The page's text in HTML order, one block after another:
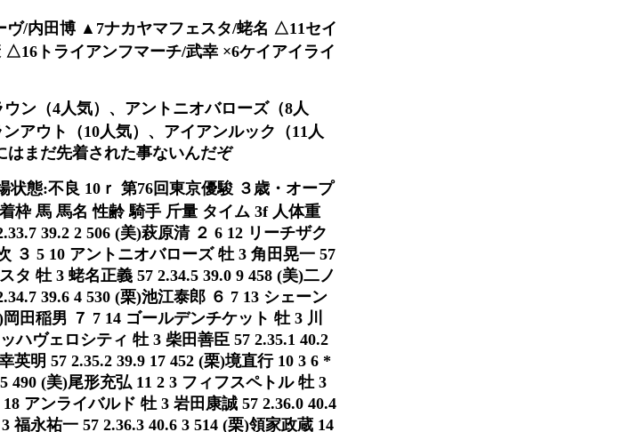
/内田博 ▲7ナカヤマフェスタ/蛯名 △11セイ
トライアンフマーチ/武幸 ×6ケイアイライ
ン（4人気）、アントニオバローズ（8人
アウト（10人気）、アイアンルック（11人
はまだ先着された事ないんだぞ
状態:不良 10ｒ 第76回東京優駿 ３歳・オープ
枠 馬 馬名 性齢 騎手 斤量 タイム 3f 人体重
39.2 2 506 (美)萩原清 ２ 6 12 リーチザク
３ 5 10 アントニオバローズ 牡 3 角田晃一 57
タ 牡 3 蛯名正義 57 2.34.5 39.0 9 458 (美)二ノ
39.6 4 530 (栗)池江泰郎 ６ 7 13 シェーン
田稲男 ７ 7 14 ゴールデンチケット 牡 3 川
ハヴェロシティ 牡 3 柴田善臣 57 2.35.1 40.2
明 57 2.35.2 39.9 17 452 (栗)境直行 10 3 6 *
490 (美)尾形充弘 11 2 3 フィフスペトル 牡 3
アンライバルド 牡 3 岩田康誠 57 2.36.0 40.4
福永祐一 57 2.36.3 40.6 3 514 (栗)領家政蔵 14